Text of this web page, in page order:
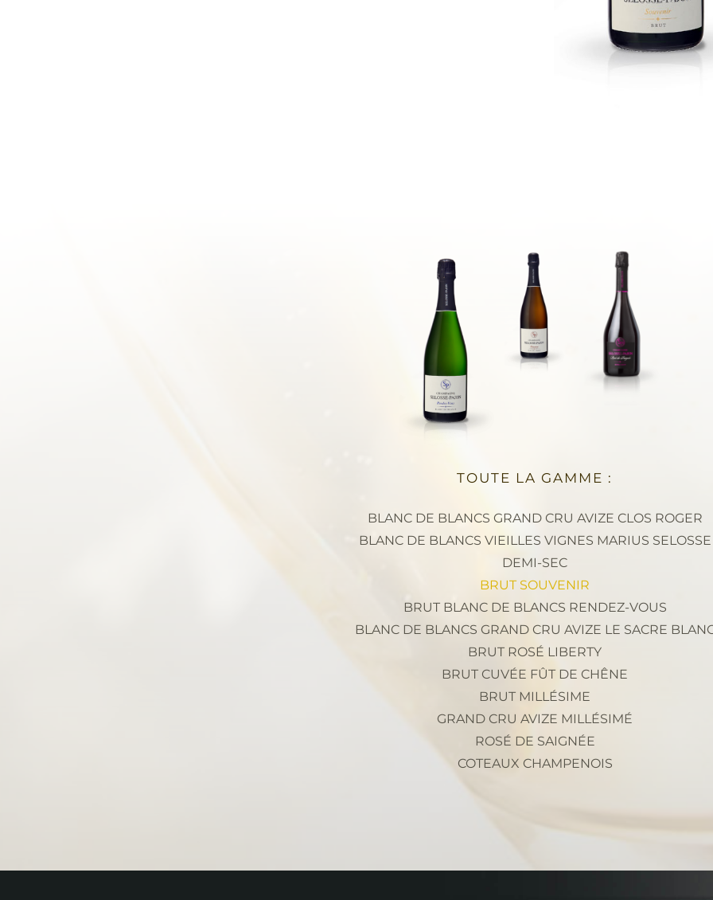
TOUTE LA GAMME :
BLANC DE BLANCS GRAND CRU AVIZE CLOS ROGER
BLANC DE BLANCS VIEILLES VIGNES MARIUS SELOSSE
DEMI-SEC
BRUT SOUVENIR
BRUT BLANC DE BLANCS RENDEZ-VOUS
BLANC DE BLANCS GRAND CRU AVIZE LE SACRE
BRUT ROSÉ LIBERTY
BRUT CUVÉE FÛT DE CHÊNE
BRUT MILLÉSIME
GRAND CRU AVIZE MILLÉSIMÉ
ROSÉ DE SAIGNÉE
COTEAUX CHAMPENOIS